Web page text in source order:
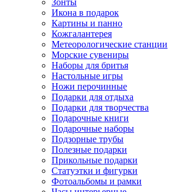
Зонты
Икона в подарок
Картины и панно
Кожгалантерея
Метеорологические станции
Морские сувениры
Наборы для бритья
Настольные игры
Ножи перочинные
Подарки для отдыха
Подарки для творчества
Подарочные книги
Подарочные наборы
Подзорные трубы
Полезные подарки
Прикольные подарки
Статуэтки и фигурки
Фотоальбомы и рамки